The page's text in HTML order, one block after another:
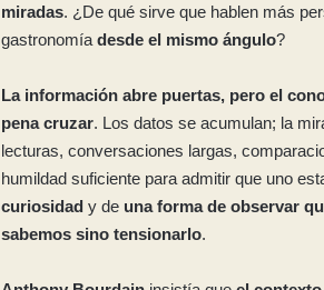
miradas. ¿De qué sirve que hablen más
gastronomía desde el mismo ángulo?
La información abre puertas, pero el
pena cruzar. Los datos se acumulan; la
lecturas, conversaciones largas,
humildad suficiente para admitir que uno
curiosidad y de una forma de observar
sabemos sino tensionarlo.